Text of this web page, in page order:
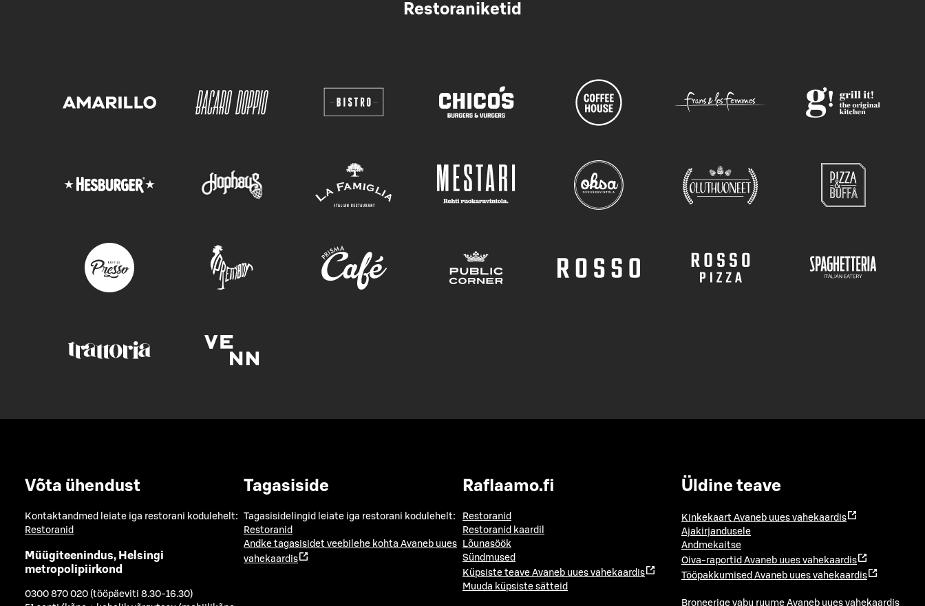
Restoraniketid
Võta ühendust
Kontaktandmed leiate iga restorani kodulehelt:
Restoranid
Müügiteenindus, Helsingi
metropolipiirkond
0300 870 020 (tööpäeviti 8.30-16.30)
Tagasiside
Tagasisidelingid leiate iga restorani kodulehelt:
Restoranid
Andke tagasisidet veebilehe kohta Avaneb uues
vahekaardis
Raflaamo.fi
Restoranid
Restoranid kaardil
Lõunasöök
Sündmused
Küpsiste teave Avaneb uues vahekaardis
Muuda küpsiste sätteid
Üldine teave
Kinkekaart Avaneb uues vahekaardis
Ajakirjandusele
Andmekaitse
Oiva-raportid Avaneb uues vahekaardis
Tööpakkumised Avaneb uues vahekaardis
Broneerige vabu ruume Avaneb uues vahekaardis